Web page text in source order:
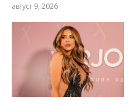
август 9, 2026